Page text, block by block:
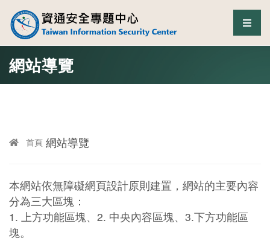
跳至中央區塊/Main Content
資通安全專題中心 選
網站導覽
首頁 網站導覽
本網站依無障礙網頁設計原則建置，網站的主要內容
分為三大區塊：
1. 上方功能區塊、2. 中央內容區塊、3.下方功能區
塊。